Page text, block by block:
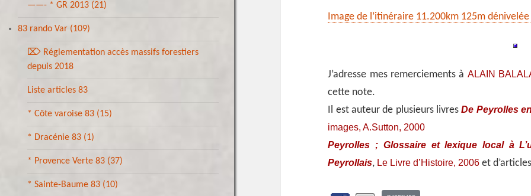
——- * GR 2013 (21)
83 rando Var (109)
⌦ Réglementation accès massifs forestiers
depuis 2018
Liste articles 83
* Côte varoise 83 (15)
* Dracénie 83 (1)
* Provence Verte 83 (37)
* Sainte-Baume 83 (10)
Image de l’itinéraire 11.200km 125m
J’adresse mes remerciements à ALAIN
cette note.
Il est auteur de plusieurs livresDe Peyrolles
images, A.Sutton, 2000
Peyrolles ; Glossaire et lexique local à
Peyrollais, Le Livre d’Histoire, 2006 et